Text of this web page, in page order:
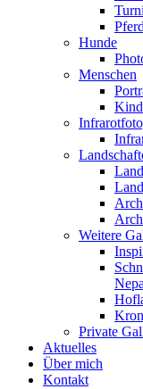
Hunde
Menschen
Weitere
Private
Aktuelles
Über mich
Kontakt